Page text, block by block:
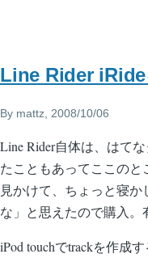
Line Rider
By mattz , 2008/10/06
Line Rider自体は、はて
たこともあってここのと
見かけて、ちょっと寝
な」と思えたので購入。
iPod touchでtrackを作成